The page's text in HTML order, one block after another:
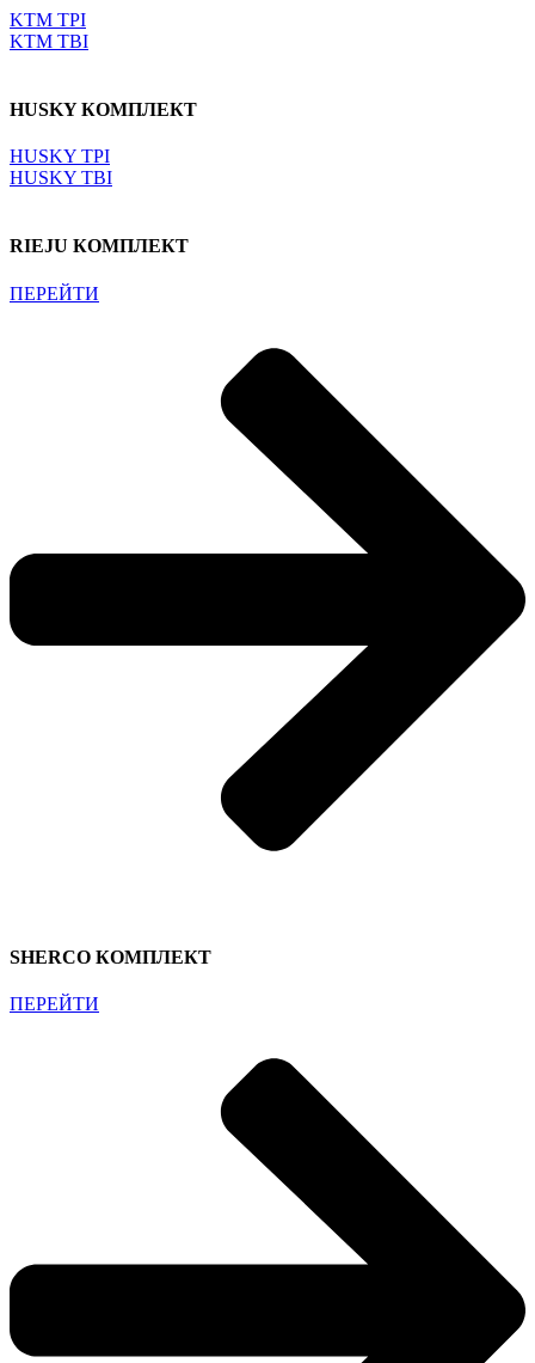
KTM TPI
KTM TBI
HUSKY КОМПЛЕКТ
HUSKY TPI
HUSKY TBI
RIEJU КОМПЛЕКТ
ПЕРЕЙТИ
SHERCO КОМПЛЕКТ
ПЕРЕЙТИ